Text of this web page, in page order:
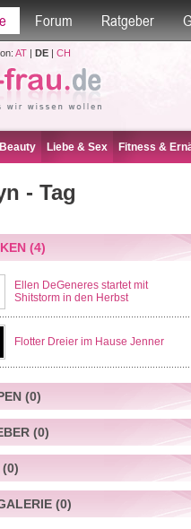
Forum Ratgeber
AT| DE| CH
Liebe & Sex Fitness &
- Tag
(4)
Ellen DeGeneres startet mit
Shitstorm in den Herbst
Flotter Dreier im Hause Jenner
(0)
(0)
(0)